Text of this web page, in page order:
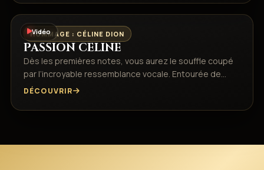
Vidéo
HOMMAGE : CÉLINE DION
PASSION CELINE
Dès les premières notes, vous aurez le souffle coupé
par l’incroyable ressemblance vocale.​ Entourée de…
DÉCOUVRIR